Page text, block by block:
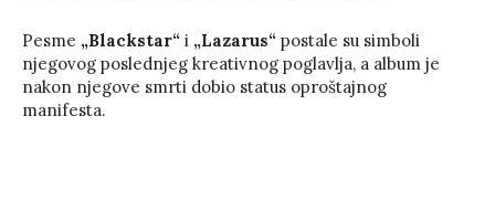
Pesme „Blackstar“ i „Lazarus“ postale su simboli
njegovog poslednjeg kreativnog poglavlja, a album je
nakon njegove smrti dobio status oproštajnog
manifesta.